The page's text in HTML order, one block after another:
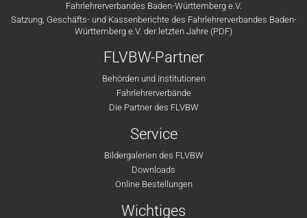
Fahrlehrerverbandes Baden-Württemberg e.V.
Satzung, Geschäfts- und Kassenberichte des Fahrlehrerverbandes Baden-
Württemberg e.V. der letzten Jahre (PDF)
FLVBW-Partner
Behörden und Institutionen
Fahrlehrerverbände
Die Partner des FLVBW
Service
Bildergalerien des FLVBW
Downloads
Online Bestellungen
Wichtiges